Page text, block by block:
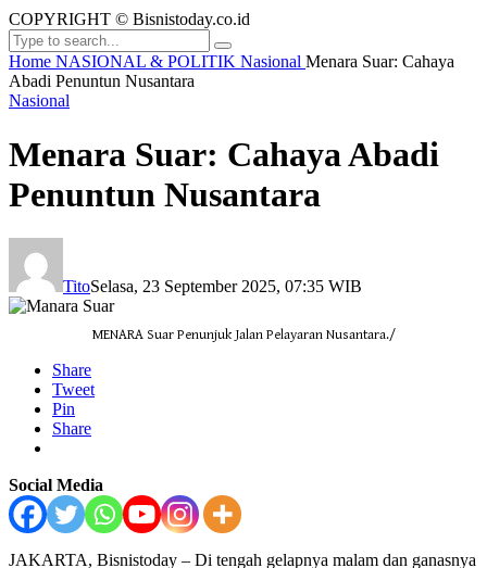
COPYRIGHT © Bisnistoday.co.id
Home NASIONAL & POLITIK Nasional Menara Suar: Cahaya
Abadi Penuntun Nusantara
Nasional
Menara Suar: Cahaya Abadi
Penuntun Nusantara
TitoSelasa, 23 September 2025, 07:35 WIB
MENARA Suar Penunjuk Jalan Pelayaran Nusantara./
Share
Tweet
Pin
Share
Social Media
JAKARTA, Bisnistoday – Di tengah gelapnya malam dan ganasnya